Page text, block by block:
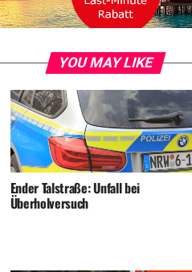
YOU MAY LIKE
Ender Talstraße: Unfall bei
Überholversuch